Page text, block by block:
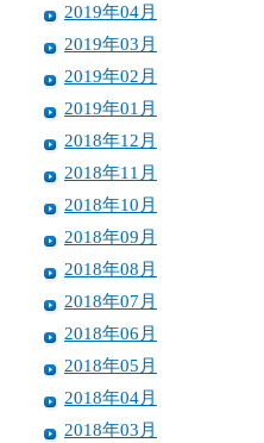
2019年04月
2019年03月
2019年02月
2019年01月
2018年12月
2018年11月
2018年10月
2018年09月
2018年08月
2018年07月
2018年06月
2018年05月
2018年04月
2018年03月